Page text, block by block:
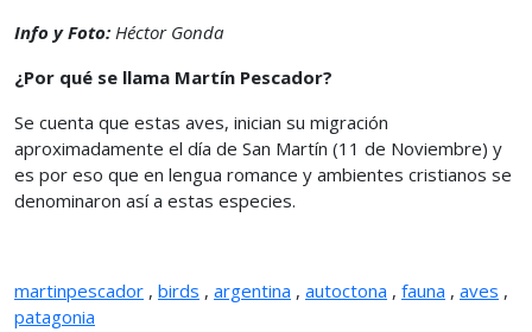
Info y Foto: Héctor Gonda
¿Por qué se llama Martín Pescador?
Se cuenta que estas aves, inician su migración
aproximadamente el día de San Martín (11 de Noviembre) y
es por eso que en lengua romance y ambientes cristianos se
denominaron así a estas especies.
martinpescador , birds , argentina , autoctona , fauna , aves ,
patagonia